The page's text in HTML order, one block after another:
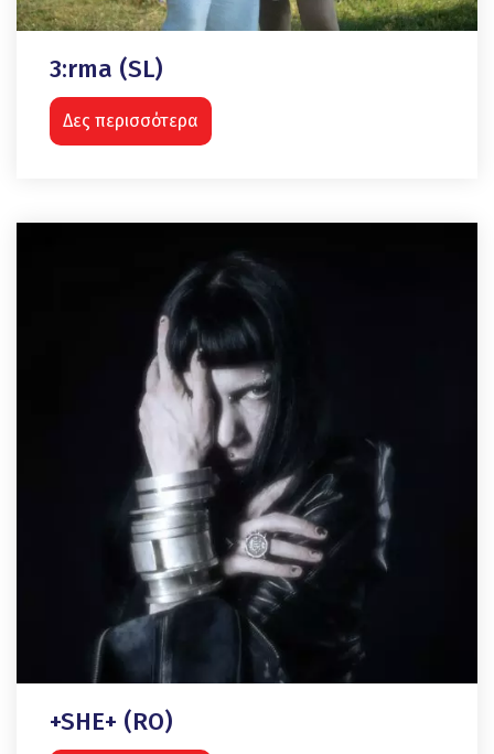
3:rma (SL)
Δες περισσότερα
+SHE+ (RO)